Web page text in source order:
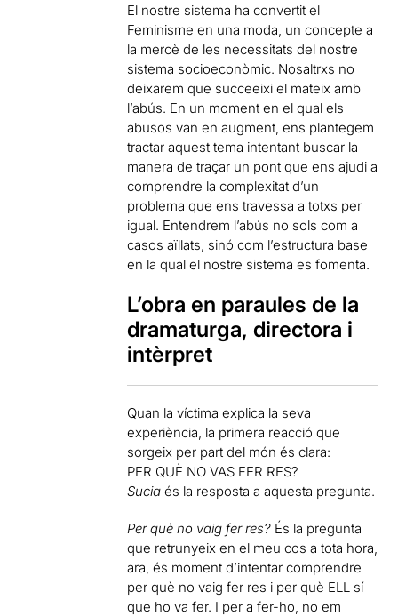
El nostre sistema ha convertit el
Feminisme en una moda, un concepte a
la mercè de les necessitats del nostre
sistema socioeconòmic. Nosaltrxs no
deixarem que succeeixi el mateix amb
l’abús. En un moment en el qual els
abusos van en augment, ens plantegem
tractar aquest tema intentant buscar la
manera de traçar un pont que ens ajudi a
comprendre la complexitat d’un
problema que ens travessa a totxs per
igual. Entendrem l’abús no sols com a
casos aïllats, sinó com l’estructura base
en la qual el nostre sistema es fomenta.
L’obra en paraules de la
dramaturga, directora i
intèrpret
Quan la víctima explica la seva
experiència, la primera reacció que
sorgeix per part del món és clara:
PER QUÈ NO VAS FER RES?
Suciaés la resposta a aquesta pregunta.
Per què no vaig fer res? És la pregunta
que retrunyeix en el meu cos a tota hora,
ara, és moment d’intentar comprendre
per què no vaig fer res i per què ELL sí
que ho va fer. I per a fer-ho, no em